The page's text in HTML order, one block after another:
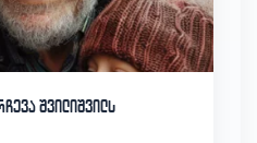
შვილიშვილს